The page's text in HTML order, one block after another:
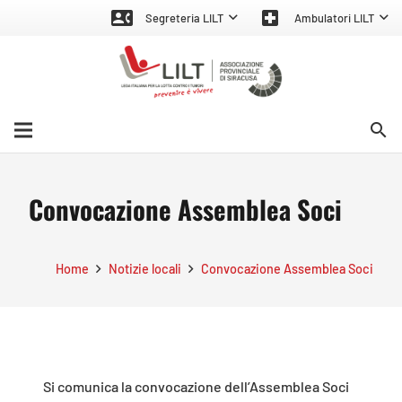
contact_phone Segreteria LILT local_hospital Ambulatori LILT
search
Convocazione Assemblea Soci
Home Notizie locali Convocazione Assemblea Soci
Si comunica la convocazione dell’Assemblea Soci